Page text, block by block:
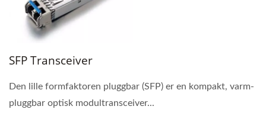
SFP Transceiver
Den lille formfaktoren pluggbar (SFP) er en kompakt, varm-
pluggbar optisk modultransceiver...